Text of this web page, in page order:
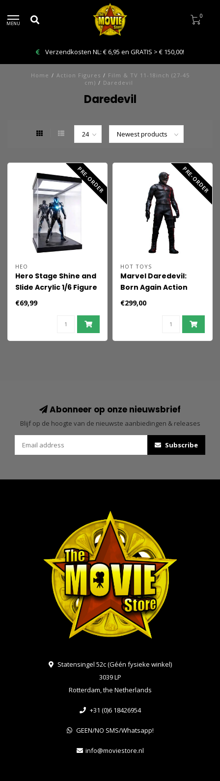
MENU
0
Verzendkosten NL: € 6,95 en GRATIS > € 150,00!
Home / Action Figures / Film & TV 11-18inch (27-45
cm) / Daredevil
Daredevil
PRE-ORDER
HEO
Hero Stage Shine and
Slide Acrylic 1/6 Figure
Display Case
€69,99
PRE-ORDER
HOT TOYS
Marvel Daredevil:
Born Again Action
Figure 1/6 Daredevil 30
€299,00
Abonneer op onze nieuwsbrief
Blijf op de hoogte van de nieuwste aanbiedingen & releases
Subscribe
Statensingel 52c (Géén fysieke winkel)
3039 LP
Rotterdam, the Netherlands
+31 (0)6 18426954
GEEN/NO SMS/Whatsapp!
info@moviestore.nl